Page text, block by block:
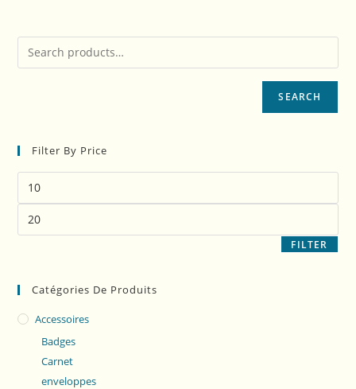
SEARCH
Filter By Price
FILTER
Catégories De Produits
Accessoires
Badges
Carnet
enveloppes